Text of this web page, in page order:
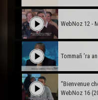
WebNoz 12 -
Tommañ ’ra
“Bienvenue
WebNoz 16